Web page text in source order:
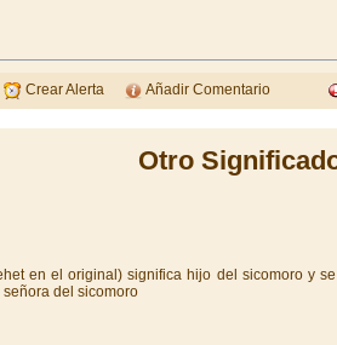
Crear Alerta Añadir Comentario
Otro
en el original) significa hijo del sicomoro y
del sicomoro